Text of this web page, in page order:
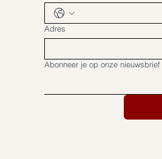
Adres
Abonneer je op onze nieuwsbrief